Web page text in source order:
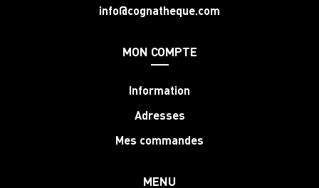
info@cognatheque.com
MON COMPTE
Information
Adresses
Mes commandes
MENU